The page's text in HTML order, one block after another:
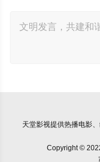
天堂影视提供热播电影
Copyright ©